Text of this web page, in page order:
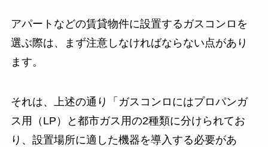
アパートなどの賃貸物件に設置するガスコンロを
選ぶ際は、まず注意しなければならない点があり
ます。
それは、上述の通り「ガスコンロにはプロパンガ
ス用（LP）と都市ガス用の2種類に分けられてお
り、設置場所に適した機器を導入する必要があ